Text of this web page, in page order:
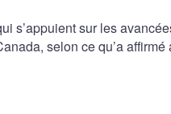
s’appuient sur les
selon ce qu’a